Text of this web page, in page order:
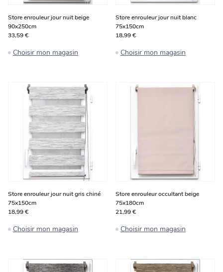
Store enrouleur jour nuit beige
90x250cm
33,59 €
Choisir mon magasin
Store enrouleur jour nuit blanc
75x150cm
18,99 €
Choisir mon magasin
Store enrouleur jour nuit gris chiné
75x150cm
18,99 €
Choisir mon magasin
Store enrouleur occultant beige
75x180cm
21,99 €
Choisir mon magasin